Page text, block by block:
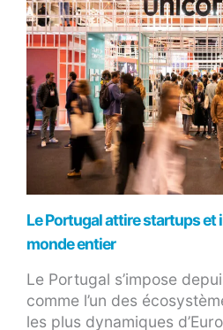
Le Portugal attire startups et
monde entier
Le Portugal s’impose
comme l’un des
les plus dynamiques